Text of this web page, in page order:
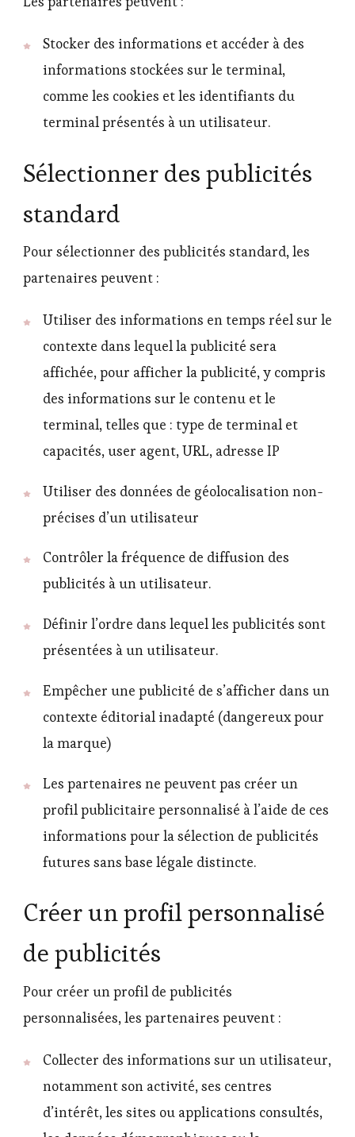
Stocker des informations et accéder à des
informations stockées sur le terminal,
comme les cookies et les identifiants du
terminal présentés à un utilisateur.
Sélectionner des publicités
standard
Pour sélectionner des publicités standard, les
partenaires peuvent :
Utiliser des informations en temps réel sur le
contexte dans lequel la publicité sera
affichée, pour afficher la publicité, y compris
des informations sur le contenu et le
terminal, telles que : type de terminal et
capacités, user agent, URL, adresse IP
Utiliser des données de géolocalisation non-
précises d’un utilisateur
Contrôler la fréquence de diffusion des
publicités à un utilisateur.
Définir l’ordre dans lequel les publicités sont
présentées à un utilisateur.
Empêcher une publicité de s’afficher dans un
contexte éditorial inadapté (dangereux pour
la marque)
Les partenaires ne peuvent pas créer un
profil publicitaire personnalisé à l’aide de ces
informations pour la sélection de publicités
futures sans base légale distincte.
Créer un profil personnalisé
de publicités
Pour créer un profil de publicités
personnalisées, les partenaires peuvent :
Collecter des informations sur un utilisateur,
notamment son activité, ses centres
d’intérêt, les sites ou applications consultés,